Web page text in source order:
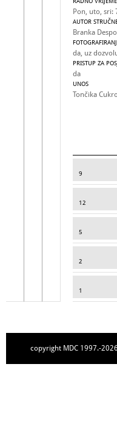
Pon, uto, sri:
AUTOR
Branka
da, uz
PRISTUP ZA
da
UNOS
Tončika
9
12
5
2
1
copyright MDC 1997.-